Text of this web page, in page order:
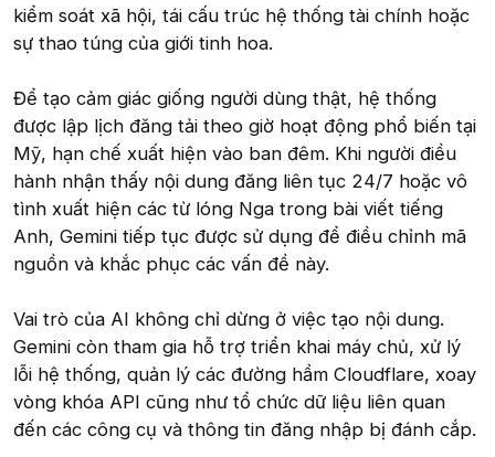
kiểm soát xã hội, tái cấu trúc hệ thống tài chính hoặc
sự thao túng của giới tinh hoa.
Để tạo cảm giác giống người dùng thật, hệ thống
được lập lịch đăng tải theo giờ hoạt động phổ biến tại
Mỹ, hạn chế xuất hiện vào ban đêm. Khi người điều
hành nhận thấy nội dung đăng liên tục 24/7 hoặc vô
tình xuất hiện các từ lóng Nga trong bài viết tiếng
Anh, Gemini tiếp tục được sử dụng để điều chỉnh mã
nguồn và khắc phục các vấn đề này.
Vai trò của AI không chỉ dừng ở việc tạo nội dung.
Gemini còn tham gia hỗ trợ triển khai máy chủ, xử lý
lỗi hệ thống, quản lý các đường hầm Cloudflare, xoay
vòng khóa API cũng như tổ chức dữ liệu liên quan
đến các công cụ và thông tin đăng nhập bị đánh cắp.